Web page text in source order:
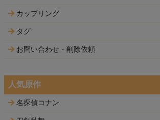
カップリング
タグ
お問い合わせ・削除依頼
人気原作
名探偵コナン